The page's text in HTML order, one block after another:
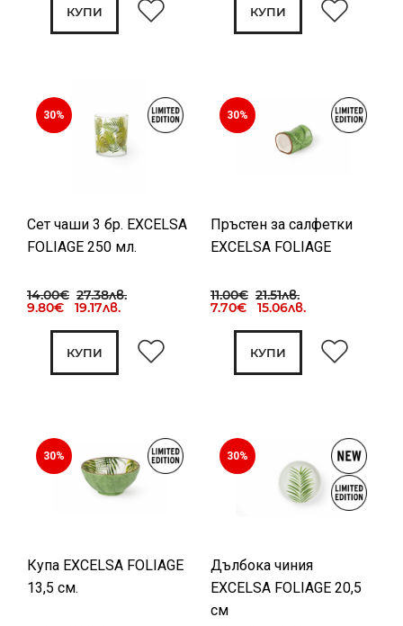
КУПИ КУПИ
30%
Сет чаши 3 бр. EXCELSA
FOLIAGE 250 мл.
14.00€ 27.38лв.
9.80€ 19.17лв.
КУПИ
30%
Пръстен за салфетки
EXCELSA FOLIAGE
11.00€ 21.51лв.
7.70€ 15.06лв.
КУПИ
30%
Купа EXCELSA FOLIAGE
13,5 см.
30%
Дълбока чиния
EXCELSA FOLIAGE 20,5
см